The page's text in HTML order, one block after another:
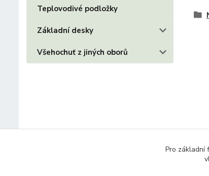
Teplovodivé podložky
Základní desky
Všehochuť z jiných oborů
Pro základní